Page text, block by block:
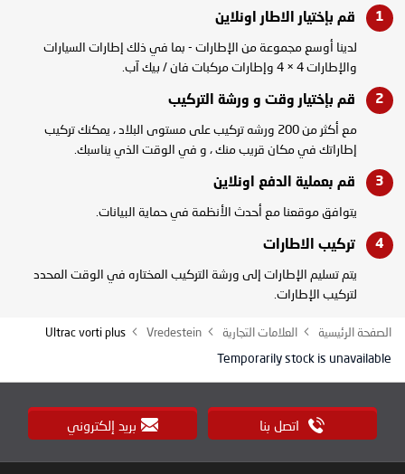
قم بإختيار الاطار اونلاين
لدينا أوسع مجموعة من الإطارات - بما في ذلك إطارات السيارات
والإطارات 4 × 4 وإطارات مركبات فان / بيك آب.
قم بإختيار وقت و ورشة التركيب
مع أكثر من 200 ورشه تركيب على مستوى البلاد ، يمكنك تركيب
إطاراتك في مكان قريب منك ، و في الوقت الذي يناسبك.
قم بعملية الدفع اونلاين
يتوافق موقعنا مع أحدث الأنظمة في حماية البيانات.
تركيب الاطارات
يتم تسليم الإطارات إلى ورشة التركيب المختاره في الوقت المحدد
لتركيب الإطارات.
الصفحة الرئيسية العلامات التجارية Vredestein
Ultrac vorti plus
Temporarily stock is unavailable
اتصل بنا بريد إلكتروني